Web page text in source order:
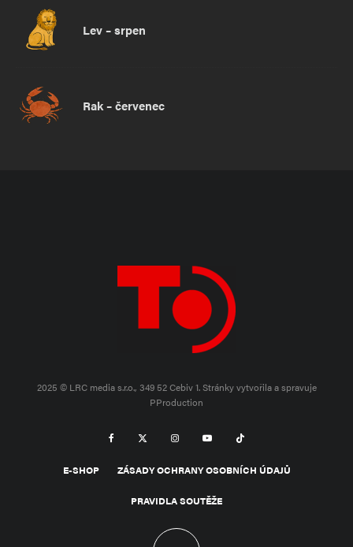
Lev – srpen
Rak – červenec
2025 © LRC media s.r.o., 349 52 Cebiv 1.Stránky vytvořila a spravuje
PProduction
E-SHOP ZÁSADY OCHRANY OSOBNÍCH ÚDAJŮ
PRAVIDLA SOUTĚŽE